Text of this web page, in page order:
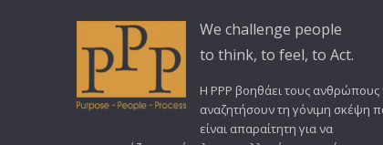
We challenge people
to think, to feel, to Act.
Η PPP βοηθάει τους ανθρώπους
αναζητήσουν τη γόνιμη σκέψη
είναι απαραίτητη για να